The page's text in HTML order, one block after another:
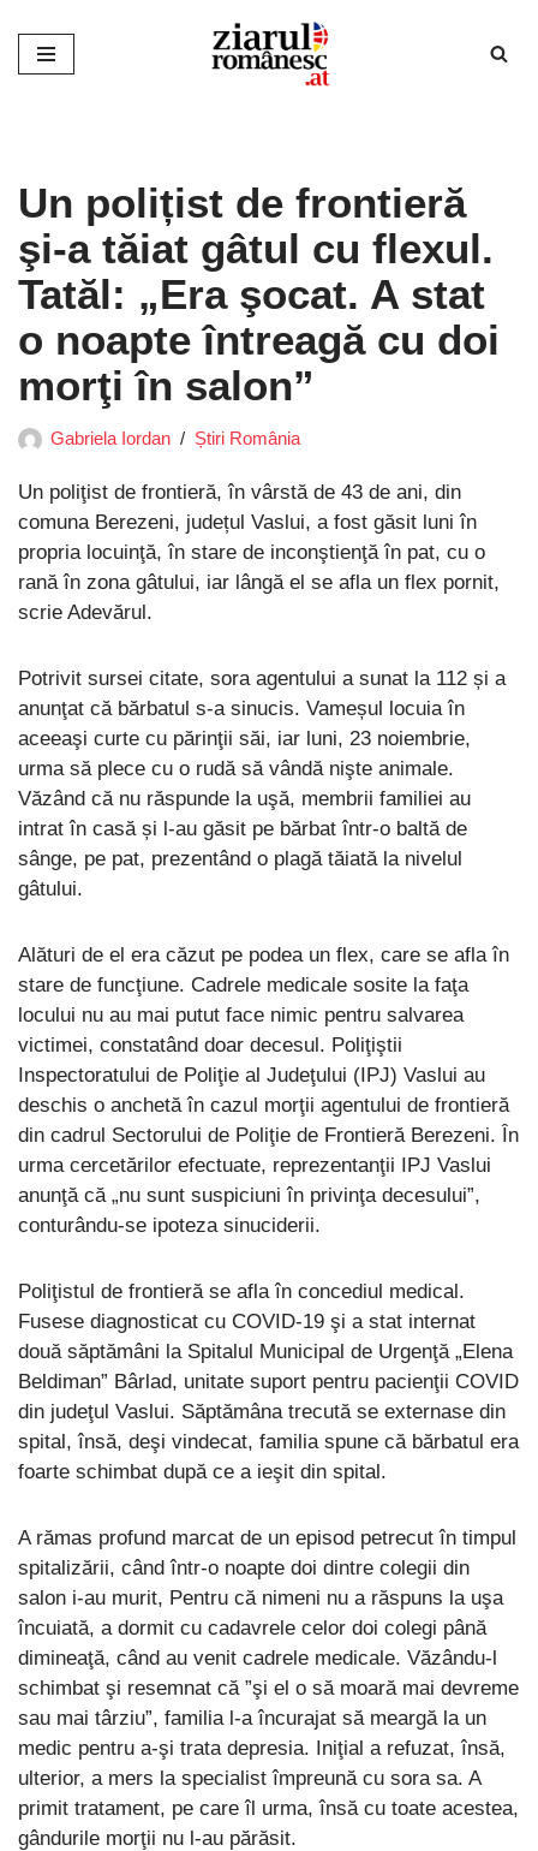
Sari
Un polițist de frontieră
şi-a tăiat gâtul cu flexul.
Tatăl: „Era şocat. A stat
o noapte întreagă cu doi
morţi în salon”
Gabriela Iordan Știri România
Un poliţist de frontieră, în vârstă de 43 de ani, din
comuna Berezeni, județul Vaslui, a fost găsit luni în
propria locuinţă, în stare de inconştienţă în pat, cu o
rană în zona gâtului, iar lângă el se afla un flex pornit,
scrie Adevărul.
Potrivit sursei citate, sora agentului a sunat la 112 și a
anunţat că bărbatul s-a sinucis. Vameșul locuia în
aceeaşi curte cu părinţii săi, iar luni, 23 noiembrie,
urma să plece cu o rudă să vândă nişte animale.
Văzând că nu răspunde la uşă, membrii familiei au
intrat în casă și l-au găsit pe bărbat într-o baltă de
sânge, pe pat, prezentând o plagă tăiată la nivelul
gâtului.
Alături de el era căzut pe podea un flex, care se afla în
stare de funcţiune. Cadrele medicale sosite la faţa
locului nu au mai putut face nimic pentru salvarea
victimei, constatând doar decesul. Poliţiştii
Inspectoratului de Poliţie al Judeţului (IPJ) Vaslui au
deschis o anchetă în cazul morţii agentului de frontieră
din cadrul Sectorului de Poliţie de Frontieră Berezeni. În
urma cercetărilor efectuate, reprezentanţii IPJ Vaslui
anunţă că „nu sunt suspiciuni în privinţa decesului”,
conturându-se ipoteza sinuciderii.
Poliţistul de frontieră se afla în concediul medical.
Fusese diagnosticat cu COVID-19 şi a stat internat
două săptămâni la Spitalul Municipal de Urgenţă „Elena
Beldiman” Bârlad, unitate suport pentru pacienţii COVID
din judeţul Vaslui. Săptămâna trecută se externase din
spital, însă, deşi vindecat, familia spune că bărbatul era
foarte schimbat după ce a ieşit din spital.
A rămas profund marcat de un episod petrecut în timpul
spitalizării, când într-o noapte doi dintre colegii din
salon i-au murit, Pentru că nimeni nu a răspuns la uşa
încuiată, a dormit cu cadavrele celor doi colegi până
dimineaţă, când au venit cadrele medicale. Văzându-l
schimbat şi resemnat că ”şi el o să moară mai devreme
sau mai târziu”, familia l-a încurajat să meargă la un
medic pentru a-şi trata depresia. Iniţial a refuzat, însă,
ulterior, a mers la specialist împreună cu sora sa. A
primit tratament, pe care îl urma, însă cu toate acestea,
gândurile morţii nu l-au părăsit.